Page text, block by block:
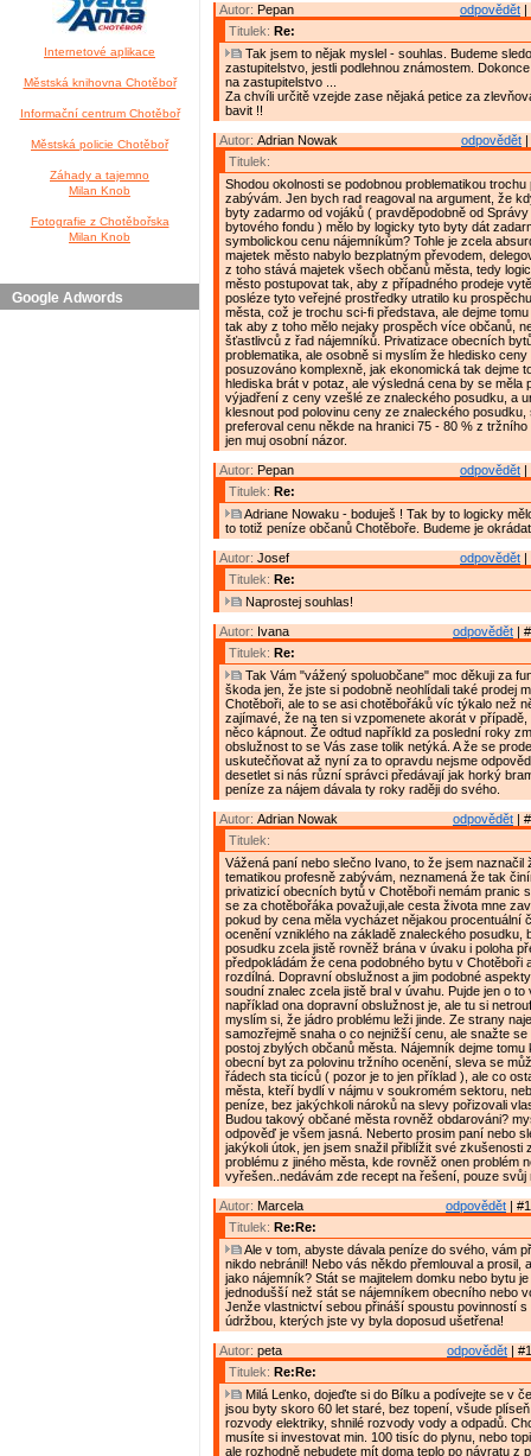
Internetové aplikace
Městská knihovna Chotěboř
Informační centrum Chotěboř
Městská policie Chotěboř
Záhady a tajemno
Milan Knob
Fotografie z Chotěbořska
Milan Knob
Google Adwords
odpovědět |
Autor: Pepan
Titulek: Re:
Tak jsem to nějak myslel - souhlas. Budeme
zastupitelstvo, jestli podlehnou známostem.
na zastupitelstvo ...
Za chvíli určitě vzejde zase nějaká petice za
bavit !!
odpovědět
Autor: Adrian Nowak
Titulek:
Shodou okolnosti se podobnou problematikou trochu
zabývám. Jen bych rad reagoval na argument, že
byty zadarmo od vojáků ( pravděpodobně od
bytového fondu ) mělo by logicky tyto byty dát
symbolickou cenu nájemníkům? Tohle je zcela
majetek město nabylo bezplatným převodem,
z toho stává majetek všech občanů města, tedy
město postupovat tak, aby z případného prodeje
posléze tyto veřejné prostředky utratilo ku
města, což je trochu sci-fi představa, ale dejme
tak aby z toho mělo nejaky prospěch více občanů,
šťastlivců z řad nájemníků. Privatizace obecních
problematika, ale osobně si myslím že hledisko ceny
posuzováno komplexně, jak ekonomická tak dejme
hlediska brát v potaz, ale výsledná cena by se měla
výjadření z ceny vzešlé ze znaleckého posudku, a
klesnout pod polovinu ceny ze znaleckého
preferoval cenu někde na hranici 75 - 80 % z tržního
jen muj osobní názor.
odpovědět |
Autor: Pepan
Titulek: Re:
Adriane Nowaku - boduješ ! Tak by to logicky
to totiž peníze občanů Chotěboře. Budeme je
odpovědět |
Autor: Josef
Titulek: Re:
Naprostej souhlas!
odpovědět |
Autor: Ivana
Titulek: Re:
Tak Vám "vážený spoluobčane" moc děkuji za
škoda jen, že jste si podobně neohlídali také prodej
Chotěboři, ale to se asi chotěbořáků víc týkalo než
zajímavé, že na ten si vzpomenete akorát v případě,
něco kápnout. Že odtud napříkld za poslední roky
obslužnost to se Vás zase tolik netýká. A že se
uskutečňovat až nyní za to opravdu nejsme
desetlet si nás různí správci předávají jak horký
peníze za nájem dávala ty roky raději do svého.
odpovědět |
Autor: Adrian Nowak
Titulek:
Vážená paní nebo slečno Ivano, to že jsem naznačil
tematikou profesně zabývám, neznamená že tak
privatizicí obecních bytů v Chotěboři nemám pranic
se za chotěbořáka považuji,ale cesta života mne
pokud by cena měla vycházet nějakou procentuální
ocenění vzniklého na základě znaleckého posudku,
posudku zcela jistě rovněž brána v úvaku i poloha
předpokládám že cena podobného bytu v Chotěboři
rozdílná. Dopravní obslužnost a jim podobné
soudní znalec zcela jistě bral v úvahu. Pujde jen o to
například ona dopravní obslužnost je, ale tu si
myslím si, že jádro problému leži jinde. Ze strany
samozřejmě snaha o co nejnižší cenu, ale snažte se
postoj zbylých občanů města. Nájemník dejme tomu
obecní byt za polovinu tržního ocenění, sleva se
řádech sta ticíců ( pozor je to jen příklad ), ale co
města, kteří bydlí v nájmu v soukromém sektoru,
peníze, bez jakýchkoli nároků na slevy pořizovali
Budou takový občané města rovněž obdarováni?
odpověď je všem jasná. Neberto prosim paní nebo
jakýkoli útok, jen jsem snažil přiblížit své zkušenosti
problému z jiného města, kde rovněž onen problém
vyřešen..nedávám zde recept na řešení, pouze svůj
odpovědět |
Autor: Marcela
Titulek: Re:Re:
Ale v tom, abyste dávala peníze do svého, vám
nikdo nebránil! Nebo vás někdo přemlouval a prosil,
jako nájemník? Stát se majitelem domku nebo bytu
jednodušší než stát se nájemníkem obecního nebo
Jenže vlastnictví sebou přináší spoustu povinností s
údržbou, kterých jste vy byla doposud ušetřena!
odpovědět |
Autor: peta
Titulek: Re:Re:
Milá Lenko, dojeďte si do Bílku a podívejte se v
jsou byty skoro 60 let staré, bez topení, všude
rozvody elektriky, shnilé rozvody vody a odpadů.
musíte si investovat min. 100 tisíc do plynu, nebo
ale rozhodně nebudete mít doma teplo po návratu z